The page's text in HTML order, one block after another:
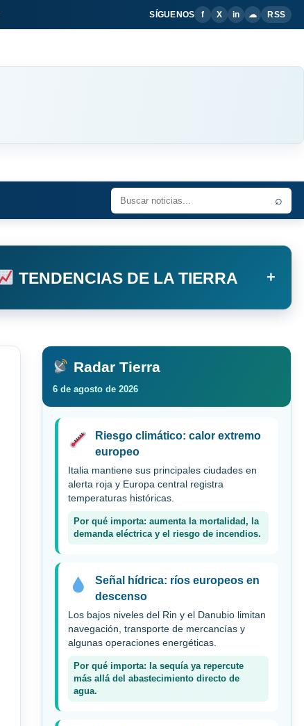
SÍGUENOS f X in ☁ RSS
⌕
TENDENCIAS DE LA TIERRA +
Radar Tierra
6 de agosto de 2026
Riesgo climático: calor extremo
europeo
Italia mantiene sus principales ciudades en
alerta roja y Europa central registra
temperaturas históricas.
Por qué importa: aumenta la mortalidad, la
demanda eléctrica y el riesgo de incendios.
Señal hídrica: ríos europeos en
descenso
Los bajos niveles del Rin y el Danubio limitan
navegación, transporte de mercancías y
algunas operaciones energéticas.
Por qué importa: la sequía ya repercute
más allá del abastecimiento directo de
agua.